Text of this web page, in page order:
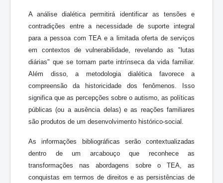
A análise dialética permitirá identificar as tensões e
contradições entre a necessidade de suporte integral
para a pessoa com TEA e a limitada oferta de serviços
em contextos de vulnerabilidade, revelando as "lutas
diárias" que se tornam parte intrínseca da vida familiar.
Além disso, a metodologia dialética favorece a
compreensão da historicidade dos fenômenos. Isso
significa que as percepções sobre o autismo, as políticas
públicas (ou a ausência delas) e as reações familiares
são produtos de um desenvolvimento histórico-social.
As informações bibliográficas serão contextualizadas
dentro de um arcabouço que reconhece as
transformações nas abordagens sobre o TEA, as
conquistas em termos de direitos e as persistências de